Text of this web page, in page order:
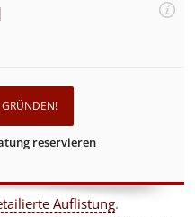
GRÜNDEN!
reservieren
Auflistung.